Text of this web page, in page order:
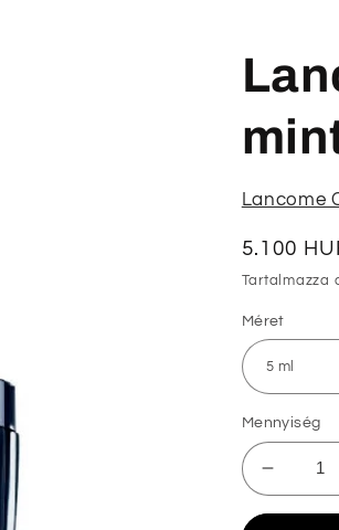
Lancome
Normál
ár
5.100
Tartalmazza
Méret
Mennyiség